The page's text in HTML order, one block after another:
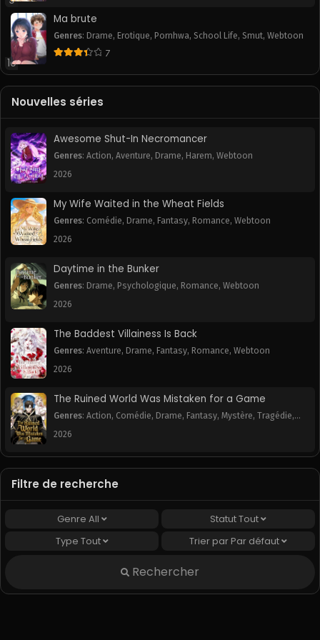
Chapitre 6
October 17, 2025 October 17, 2025
Chapitre 4
October 17, 2025 October 17, 2025
Chapitre 2
October 17, 2025 October 17, 2025
10
Ma brute
Genres: Drame, Erotique, Pornhwa, School Life, Smut, Webtoon
7
Nouvelles séries
Awesome Shut-In Necromancer
Genres: Action, Aventure, Drame, Harem, Webtoon
2026
My Wife Waited in the Wheat Fields
Genres: Comédie, Drame, Fantasy, Romance, Webtoon
2026
Daytime in the Bunker
Genres: Drame, Psychologique, Romance, Webtoon
2026
The Baddest Villainess Is Back
Genres: Aventure, Drame, Fantasy, Romance, Webtoon
2026
The Ruined World Was Mistaken for a Game
Genres: Action, Comédie, Drame, Fantasy, Mystère, Tragédie,
2026
Filtre de recherche
Genre All StatutTout
Type Tout Trier par Par défaut
Rechercher